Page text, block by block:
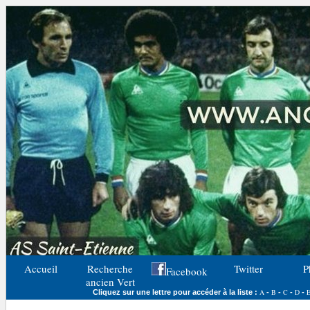
Accueil
Recherche
ancien Vert
Facebook Twitter
Cliquez sur une lettre pour accéder à la liste : A - B - C- D- E